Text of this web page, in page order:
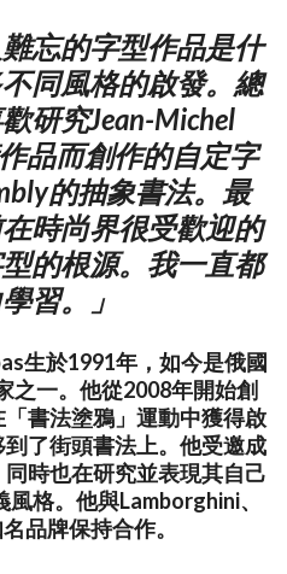
忘的字型作品是什
同風格的啟發。總
研究Jean-Michel
品而創作的自定字
的抽象書法。最
時尚界很受歡迎的
的根源。我一直都
習。」
生於1991年，如今是俄國
之一。他從2008年開始創
書法塗鴉」運動中獲得啟
了街頭書法上。他受邀成
時也在研究並表現其自己
格。他與Lamborghini、
品牌保持合作。